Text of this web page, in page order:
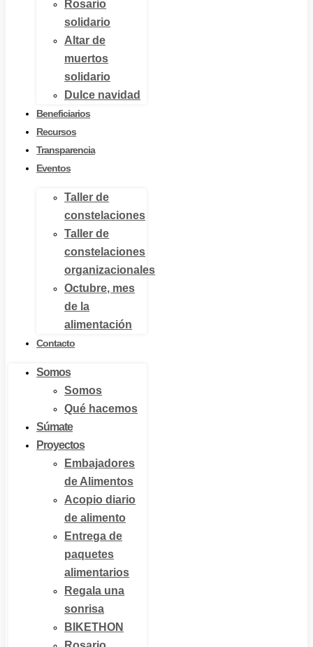
Rosario
solidario
Altar de
muertos
solidario
Dulce navidad
Beneficiarios
Recursos
Transparencia
Eventos
Taller de
constelaciones
Taller de
constelaciones
organizacionales
Octubre, mes
de la
alimentación
Contacto
Somos
Somos
Qué hacemos
Súmate
Proyectos
Embajadores
de Alimentos
Acopio diario
de alimento
Entrega de
paquetes
alimentarios
Regala una
sonrisa
BIKETHON